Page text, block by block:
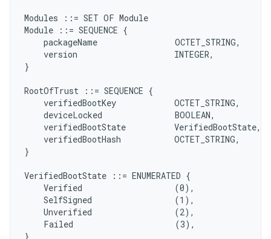
Modules ::= SET OF Module
Module ::= SEQUENCE {
    packageName                OCTET_STRING,
    version                    INTEGER,
}
RootOfTrust ::= SEQUENCE {
    verifiedBootKey            OCTET_STRING,
    deviceLocked               BOOLEAN,
    verifiedBootState          VerifiedBootState,
    verifiedBootHash           OCTET_STRING,
}
VerifiedBootState ::= ENUMERATED {
    Verified                   (0),
    SelfSigned                 (1),
    Unverified                 (2),
    Failed                     (3),